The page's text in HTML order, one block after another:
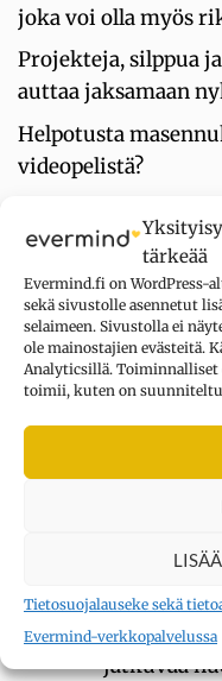
tärkeää
Evermind.fi on WordPress-
sekä sivustolle asennetut
selaimeen. Sivustolla ei
ole mainostajien evästeitä.
Analyticsillä. Toiminnalliset
toimii, kuten on
Tietosuojalauseke sekä
Evermind-verkkopalvelussa
joka voi olla myös
Projekteja, silppua
auttaa jaksamaan
Helpotusta
videopelistä?
hyväksyttäviä
UUSIMMAT
Sain 22
luokallamme
BigMama
– jatkuvaa